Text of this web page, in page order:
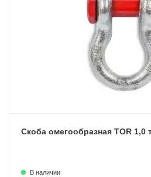
Скоба омегообразная TOR 1,0
В наличии